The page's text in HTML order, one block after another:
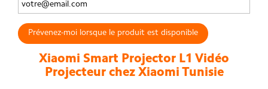
Prévenez-moi lorsque le produit est disponible
Xiaomi Smart Projector L1 Vidéo
Projecteur chez Xiaomi Tunisie